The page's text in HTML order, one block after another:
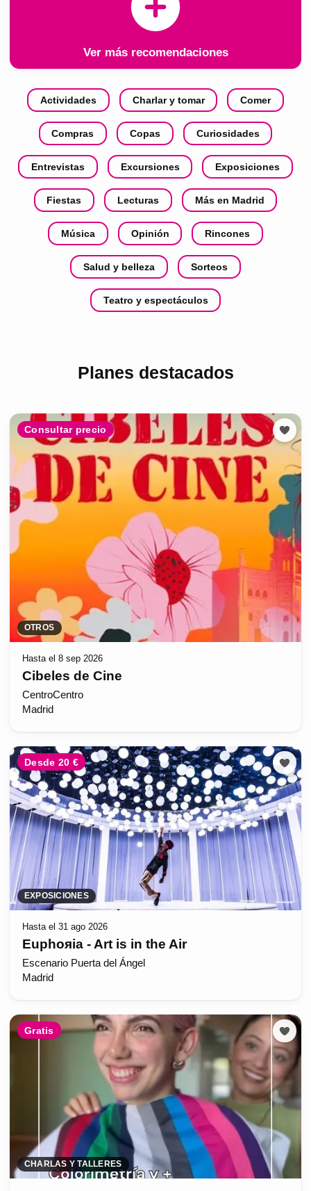
Ver más recomendaciones
Actividades Charlar y tomar Comer
Compras Copas Curiosidades
Entrevistas Excursiones Exposiciones
Fiestas Lecturas Más en Madrid
Música Opinión Rincones
Salud y belleza Sorteos
Teatro y espectáculos
Planes destacados
Consultar precio
OTROS
Hasta el 8 sep 2026
Cibeles de Cine
CentroCentro
Madrid
Desde 20 €
EXPOSICIONES
Hasta el 31 ago 2026
Euphoяia - Art is in the Air
Escenario Puerta del Ángel
Madrid
Gratis
CHARLAS Y TALLERES